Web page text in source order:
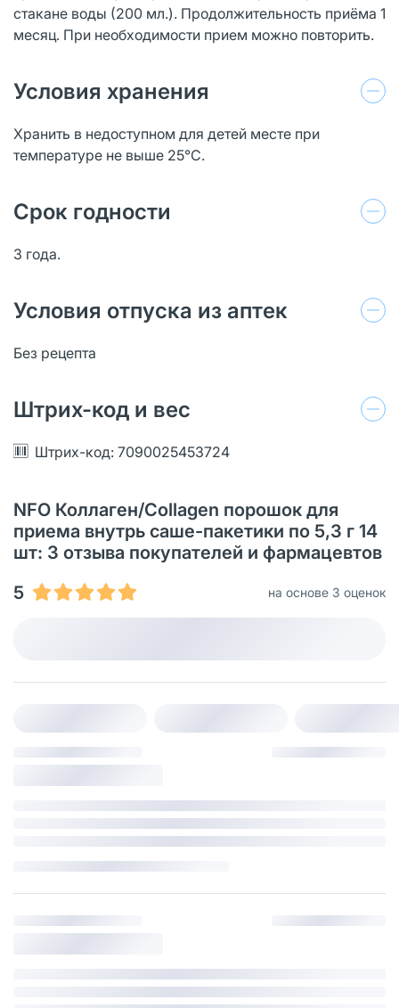
стакане воды (200 мл.). Продолжительность приёма 1
месяц. При необходимости прием можно повторить.
Условия хранения
Хранить в недоступном для детей месте при
температуре не выше 25°С.
Срок годности
3 года.
Условия отпуска из аптек
Без рецепта
Штрих-код и вес
Штрих-код: 7090025453724
NFO Коллаген/Collagen порошок для
приема внутрь саше-пакетики по 5,3 г 14
шт: 3 отзыва покупателей и фармацевтов
5
на основе 3 оценок